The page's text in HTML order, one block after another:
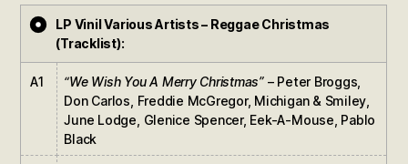
LP Vinil Various Artists – Reggae Christmas
(Tracklist):
A1 “We Wish You A Merry Christmas”– Peter Broggs,
Don Carlos, Freddie McGregor, Michigan & Smiley,
June Lodge, Glenice Spencer, Eek-A-Mouse, Pablo
Black